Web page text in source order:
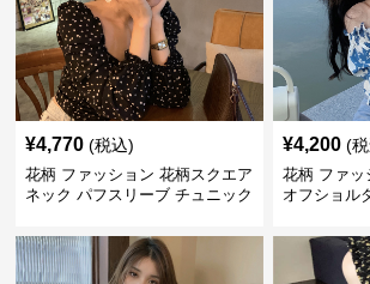
¥4,770 (税込)
花柄 ファッション 花柄スクエア
ネック パフスリーブ チュニック
¥4,200 (
花柄 ファッ
オフショル